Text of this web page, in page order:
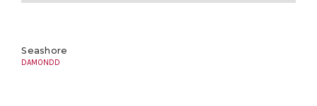
Seashore
DAMONDD